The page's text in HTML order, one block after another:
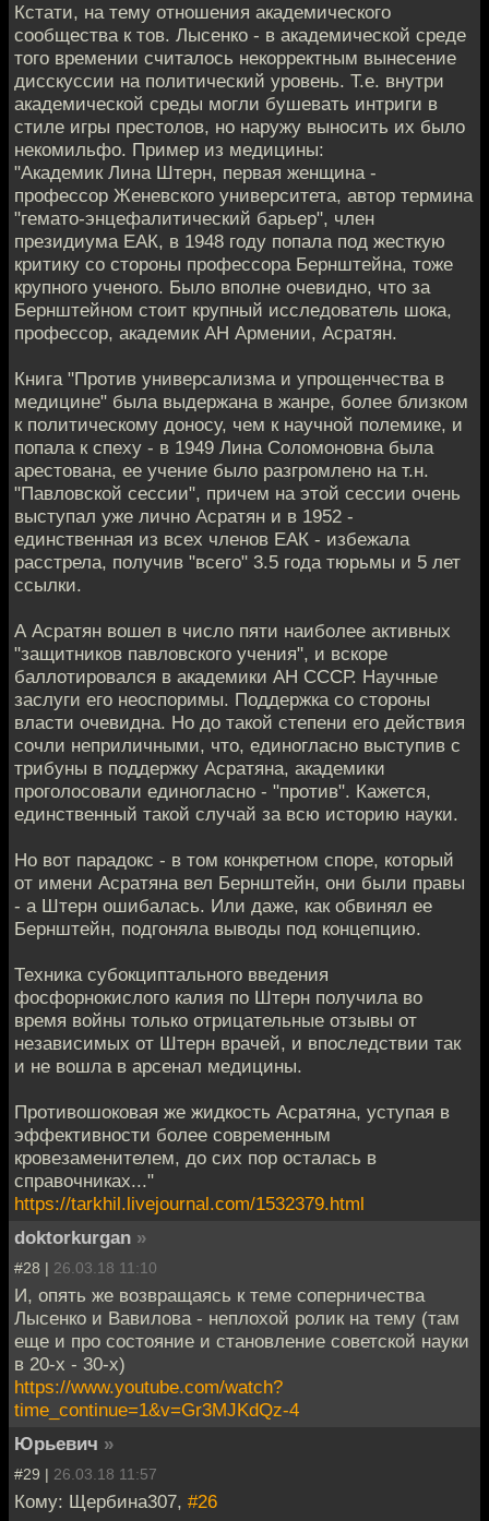
Кстати, на тему отношения академического
сообщества к тов. Лысенко - в академической среде
того времении считалось некорректным вынесение
дисскуссии на политический уровень. Т.е. внутри
академической среды могли бушевать интриги в
стиле игры престолов, но наружу выносить их было
некомильфо. Пример из медицины:
"Академик Лина Штерн, первая женщина -
профессор Женевского университета, автор термина
"гемато-энцефалитический барьер", член
президиума ЕАК, в 1948 году попала под жесткую
критику со стороны профессора Бернштейна, тоже
крупного ученого. Было вполне очевидно, что за
Бернштейном стоит крупный исследователь шока,
профессор, академик АН Армении, Асратян.
Книга "Против универсализма и упрощенчества в
медицине" была выдержана в жанре, более близком
к политическому доносу, чем к научной полемике, и
попала к спеху - в 1949 Лина Соломоновна была
арестована, ее учение было разгромлено на т.н.
"Павловской сессии", причем на этой сессии очень
выступал уже лично Асратян и в 1952 -
единственная из всех членов ЕАК - избежала
расстрела, получив "всего" 3.5 года тюрьмы и 5 лет
ссылки.
А Асратян вошел в число пяти наиболее активных
"защитников павловского учения", и вскоре
баллотировался в академики АН СССР. Научные
заслуги его неоспоримы. Поддержка со стороны
власти очевидна. Но до такой степени его действия
сочли неприличными, что, единогласно выступив с
трибуны в поддержку Асратяна, академики
проголосовали единогласно - "против". Кажется,
единственный такой случай за всю историю науки.
Но вот парадокс - в том конкретном споре, который
от имени Асратяна вел Бернштейн, они были правы
- а Штерн ошибалась. Или даже, как обвинял ее
Бернштейн, подгоняла выводы под концепцию.
Техника субокциптального введения
фосфорнокислого калия по Штерн получила во
время войны только отрицательные отзывы от
независимых от Штерн врачей, и впоследствии так
и не вошла в арсенал медицины.
Противошоковая же жидкость Асратяна, уступая в
эффективности более современным
кровезаменителем, до сих пор осталась в
справочниках..."
https://tarkhil.livejournal.com/1532379.html
doktorkurgan »
#28 | 26.03.18 11:10
И, опять же возвращаясь к теме соперничества
Лысенко и Вавилова - неплохой ролик на тему (там
еще и про состояние и становление советской науки
в 20-х - 30-х)
https://www.youtube.com/watch?
time_continue=1&v=Gr3MJKdQz-4
Юрьевич »
#29 | 26.03.18 11:57
Кому: Щербина307, #26